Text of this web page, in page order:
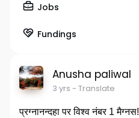
Jobs
Fundings
Anusha paliwal
3 yrs - Translate
प्रग्नानन्दहा पर विश्व नंबर 1 मैग्नस!